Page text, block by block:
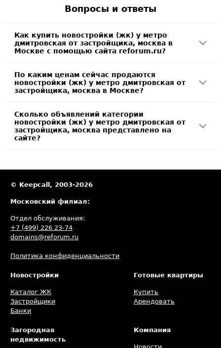
Вопросы и ответы
Как купить новостройки (жк) у метро
дмитровская от застройщика, москва в
Москве с помощью сайта reforum.ru?
По каким ценам сейчас продаются
новостройки (жк) у метро дмитровская от
застройщика, москва в Москве?
Сколько объявлений категории
новостройки (жк) у метро дмитровская от
застройщика, москва представлено на
сайте?
© Keepcall, 2003-2026
Московский филиал:
Отдел обслуживания:
+7 (499) 226 23-74
domains@reforum.ru
Политика конфиденциальности
Новостройки
Каталог ЖК
Застройщики
Банки
Готовые квартиры
Купить
Арендовать
Загородная
недвижимость
Компания